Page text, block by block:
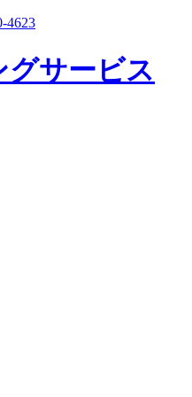
4623
サービス